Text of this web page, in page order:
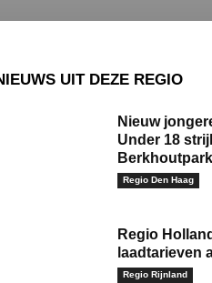
UIT DEZE REGIO
Nieuw
Under 18
Regio Den Haag
Regio
laadtarieven
Regio Rijnland